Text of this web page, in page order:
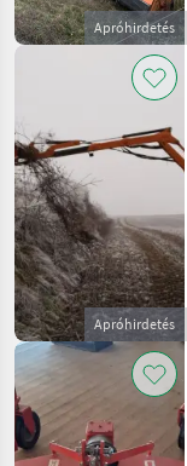
Apróhirdetés
Apróhirdetés